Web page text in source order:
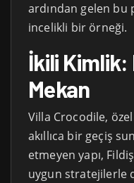
ardından gelen
incelikli bir örneği.
İkili Kimlik:
Mekan
Villa Crocodile,
akıllıca bir geçiş
etmeyen yapı,
uygun stratejilerle